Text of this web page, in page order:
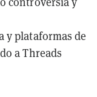
y plataformas de
a Threads